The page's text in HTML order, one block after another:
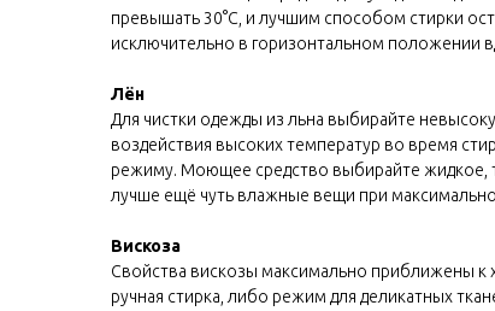
превышать 30°C, и лучшим способом стирки
исключительно в горизонтальном положении
Лён
Для чистки одежды из льна выбирайте
воздействия высоких температур во время
режиму. Моющее средство выбирайте жидкое,
лучше ещё чуть влажные вещи при
Вискоза
Свойства вискозы максимально приближены к
ручная стирка, либо режим для деликатных